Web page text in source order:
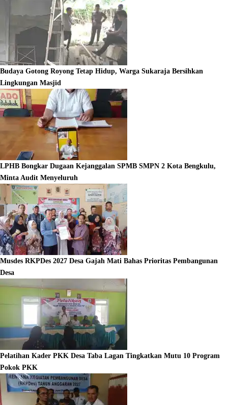
Budaya Gotong Royong Tetap Hidup, Warga Sukaraja Bersihkan
Lingkungan Masjid
LPHB Bongkar Dugaan Kejanggalan SPMB SMPN 2 Kota Bengkulu,
Minta Audit Menyeluruh
Musdes RKPDes 2027 Desa Gajah Mati Bahas Prioritas Pembangunan
Desa
Pelatihan Kader PKK Desa Taba Lagan Tingkatkan Mutu 10 Program
Pokok PKK